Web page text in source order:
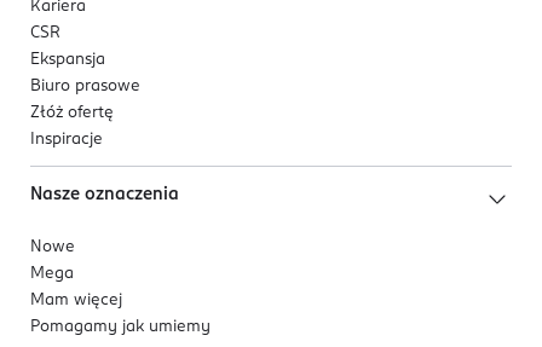
Kariera
CSR
Ekspansja
Biuro prasowe
Złóż ofertę
Inspiracje
Nasze oznaczenia
Nowe
Mega
Mam więcej
Pomagamy jak umiemy